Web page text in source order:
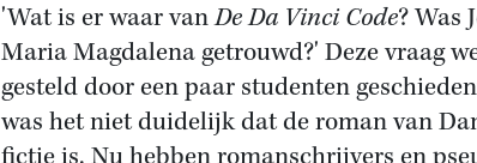
'Wat is er waar vanDe Da Vinci Code? Was
Maria Magdalena getrouwd?' Deze vraag
gesteld door een paar studenten
was het niet duidelijk dat de roman van